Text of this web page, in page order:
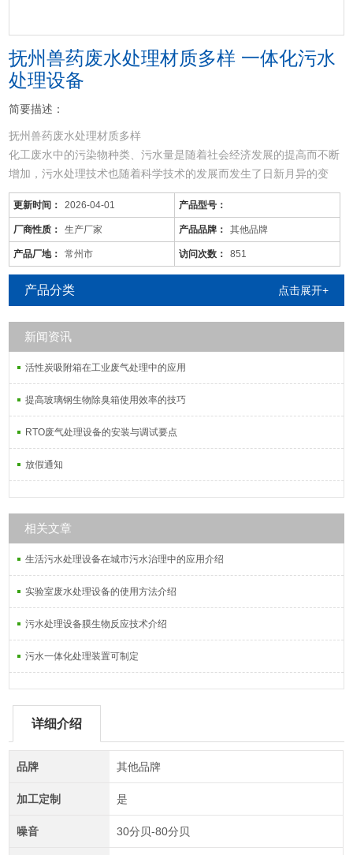
抚州兽药废水处理材质多样 一体化污水
处理设备
简要描述：
抚州兽药废水处理材质多样
化工废水中的污染物种类、污水量是随着社会经济发展的提高而不断
增加，污水处理技术也随着科学技术的发展而发生了日新月异的变
化，同时，旧的污水处理技术也不断被革新和发展着。尤其现在的化
工废水中的污染物是多种多样的，往往用一种工艺是不能将废水中所
有的污染物去除殆尽的。用物化工艺将化工废水处理到排放标准难度
很大，而且运行成本较高；化工废水含较多的难降解有机物，可生化
性差，而且化工
更新时间： 2026-04-01 产品型号：
厂商性质： 生产厂家 产品品牌： 其他品牌
产品厂地： 常州市 访问次数： 851
产品分类 点击展开+
新闻资讯
活性炭吸附箱在工业废气处理中的应用
提高玻璃钢生物除臭箱使用效率的技巧
RTO废气处理设备的安装与调试要点
放假通知
相关文章
生活污水处理设备在城市污水治理中的应用介绍
实验室废水处理设备的使用方法介绍
污水处理设备膜生物反应技术介绍
污水一体化处理装置可制定
详细介绍
品牌 其他品牌
加工定制 是
噪音 30分贝-80分贝